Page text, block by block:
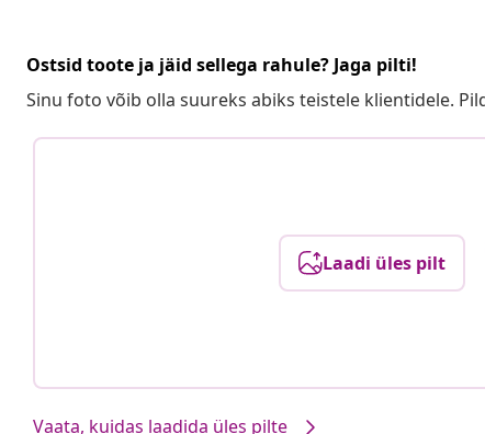
Ostsid toote ja jäid sellega rahule? Jaga pilti!
Sinu foto võib olla suureks abiks teistele klientidele.
Laadi üles pilt
Vaata, kuidas laadida üles pilte